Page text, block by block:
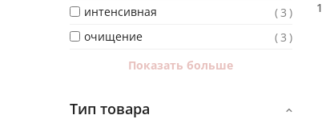
интенсивная
3
очищение
3
Показать больше
Тип товара